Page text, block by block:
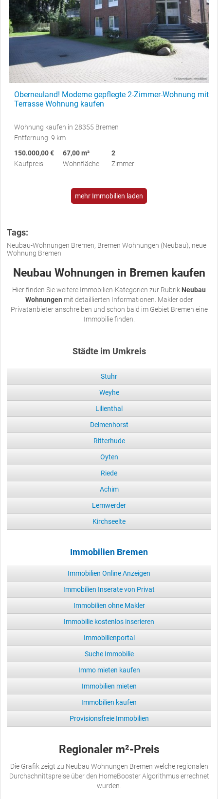
Oberneuland! Moderne gepflegte 2-Zimmer-Wohnung mit
Terrasse Wohnung kaufen
Wohnung kaufen in 28355 Bremen
Entfernung: 9 km
150.000,00 €
Kaufpreis
67,00 m²
Wohnfläche
2
Zimmer
mehr Immobilien laden
Tags:
Neubau-Wohnungen Bremen, Bremen Wohnungen (Neubau), neue
Wohnung Bremen
Neubau Wohnungen in Bremen kaufen
Hier finden Sie weitere Immobilien-Kategorien zur Rubrik Neubau
Wohnungen mit detaillierten Informationen. Makler oder
Privatanbieter anschreiben und schon bald im Gebiet Bremen eine
Immobilie finden.
Städte im Umkreis
Stuhr
Weyhe
Lilienthal
Delmenhorst
Ritterhude
Oyten
Riede
Achim
Lemwerder
Kirchseelte
Immobilien Bremen
Immobilien Online Anzeigen
Immobilien Inserate von Privat
Immobilien ohne Makler
Immobilie kostenlos inserieren
Immobilienportal
Suche Immobilie
Immo mieten kaufen
Immobilien mieten
Immobilien kaufen
Provisionsfreie Immobilien
Regionaler m²-Preis
Die Grafik zeigt zu Neubau Wohnungen Bremen welche regionalen
Durchschnittspreise über den HomeBooster Algorithmus errechnet
wurden.